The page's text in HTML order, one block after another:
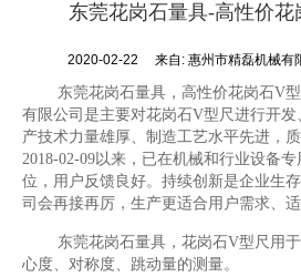
东莞花岗石量具-高性价
2020-02-22 来自: 惠州市精磊机械有
东莞花岗石量具，高性价花岗石V
有限公司是主要对花岗石V型尺进行开
产技术力量雄厚、制造工艺水平先进，
2018-02-09以来，已在机械和行业设备
位，用户反馈良好。持续创新是企业生
司会再接再厉，生产更适合用户需求、
东莞花岗石量具，花岗石V型尺用
心度、对称度、跳动量的测量。